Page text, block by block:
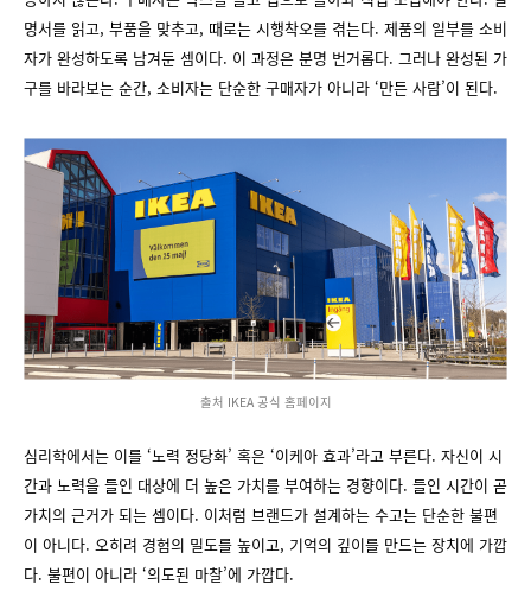
명서를 읽고, 부품을 맞추고, 때로는 시행착오를 겪는다. 제품의 일부를 소비
자가 완성하도록 남겨둔 셈이다. 이 과정은 분명 번거롭다. 그러나 완성된 가
구를 바라보는 순간, 소비자는 단순한 구매자가 아니라 ‘만든 사람’이 된다.
출처 IKEA 공식 홈페이지
심리학에서는 이를 ‘노력 정당화’ 혹은 ‘이케아 효과’라고 부른다. 자신이 시
간과 노력을 들인 대상에 더 높은 가치를 부여하는 경향이다. 들인 시간이 곧
가치의 근거가 되는 셈이다. 이처럼 브랜드가 설계하는 수고는 단순한 불편
이 아니다. 오히려 경험의 밀도를 높이고, 기억의 깊이를 만드는 장치에 가깝
다. 불편이 아니라 ‘의도된 마찰’에 가깝다.